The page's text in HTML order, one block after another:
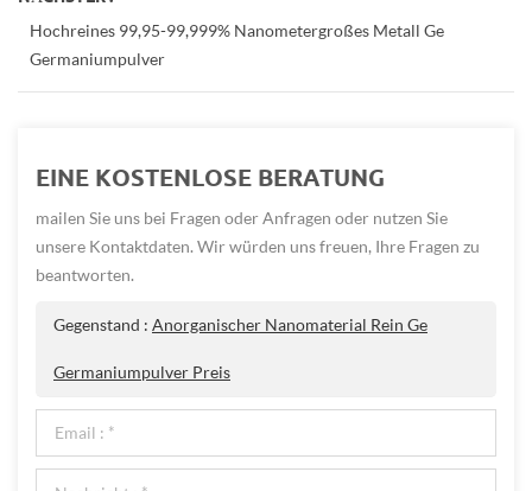
Hochreines 99,95-99,999% Nanometergroßes Metall Ge
Germaniumpulver
EINE KOSTENLOSE BERATUNG
mailen Sie uns bei Fragen oder Anfragen oder nutzen Sie
unsere Kontaktdaten. Wir würden uns freuen, Ihre Fragen zu
beantworten.
Gegenstand : Anorganischer Nanomaterial Rein Ge
Germaniumpulver Preis